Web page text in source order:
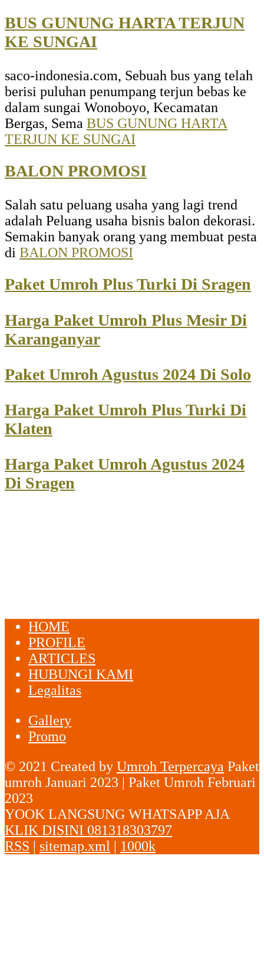
BUS GUNUNG HARTA TERJUN
KE SUNGAI
saco-indonesia.com, Sebuah bus yang telah
berisi puluhan penumpang terjun bebas ke
dalam sungai Wonoboyo, Kecamatan
Bergas, Sema BUS GUNUNG HARTA
TERJUN KE SUNGAI
BALON PROMOSI
Salah satu peluang usaha yang lagi trend
adalah Peluang usaha bisnis balon dekorasi.
Semakin banyak orang yang membuat pesta
di BALON PROMOSI
Paket Umroh Plus Turki Di Sragen
Harga Paket Umroh Plus Mesir Di
Karanganyar
Paket Umroh Agustus 2024 Di Solo
Harga Paket Umroh Plus Turki Di
Klaten
Harga Paket Umroh Agustus 2024
Di Sragen
HOME
PROFILE
ARTICLES
HUBUNGI KAMI
Legalitas
Gallery
Promo
© 2021 Created by Umroh Terpercaya Paket
umroh Januari 2023 | Paket Umroh Februari
2023
YOOK LANGSUNG WHATSAPP AJA
KLIK DISINI 081318303797
RSS | sitemap.xml | 1000k